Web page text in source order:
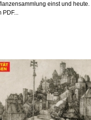
einst und heute.
PDF...